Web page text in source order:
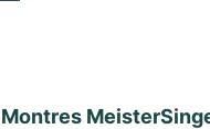
Montres